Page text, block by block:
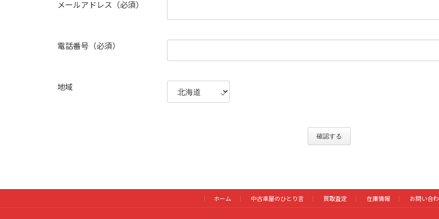
メールアドレス（必須）
電話番号（必須）
地域
確認する
ホーム 中古車屋のひとり言 買取査定 在庫情報 お問い合